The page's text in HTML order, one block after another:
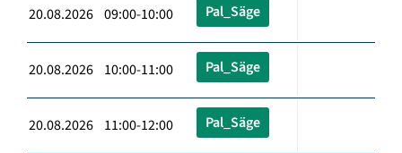
20.08.2026 09:00-10:00 Pal_Säge
20.08.2026 10:00-11:00 Pal_Säge
20.08.2026 11:00-12:00 Pal_Säge